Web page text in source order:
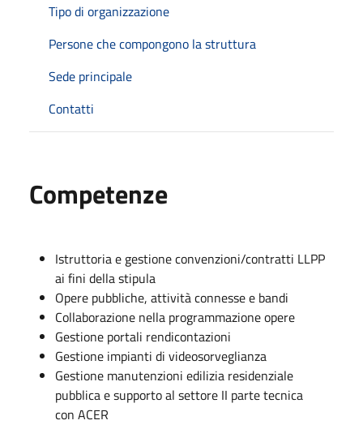
Tipo di organizzazione
Persone che compongono la struttura
Sede principale
Contatti
Competenze
Istruttoria e gestione convenzioni/contratti LLPP
ai fini della stipula
Opere pubbliche, attività connesse e bandi
Collaborazione nella programmazione opere
Gestione portali rendicontazioni
Gestione impianti di videosorveglianza
Gestione manutenzioni edilizia residenziale
pubblica e supporto al settore II parte tecnica
con ACER